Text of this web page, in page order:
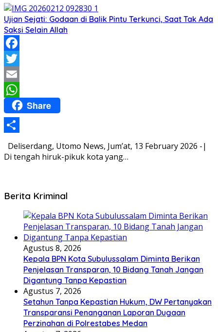
Ujian Sejati: Godaan di Balik Pintu Terkunci, Saat Tak Ada
Saksi Selain Allah
Facebook
Twitter
Email
WhatsApp
Share
Share
Deliserdang, Utomo News, Jum’at, 13 February 2026 -|
Di tengah hiruk-pikuk kota yang…
Berita Kriminal
Agustus 8, 2026
Kepala BPN Kota Subulussalam Diminta Berikan
Penjelasan Transparan, 10 Bidang Tanah Jangan
Digantung Tanpa Kepastian
Agustus 7, 2026
Setahun Tanpa Kepastian Hukum, DW Pertanyakan
Transparansi Penanganan Laporan Dugaan
Perzinahan di Polrestabes Medan